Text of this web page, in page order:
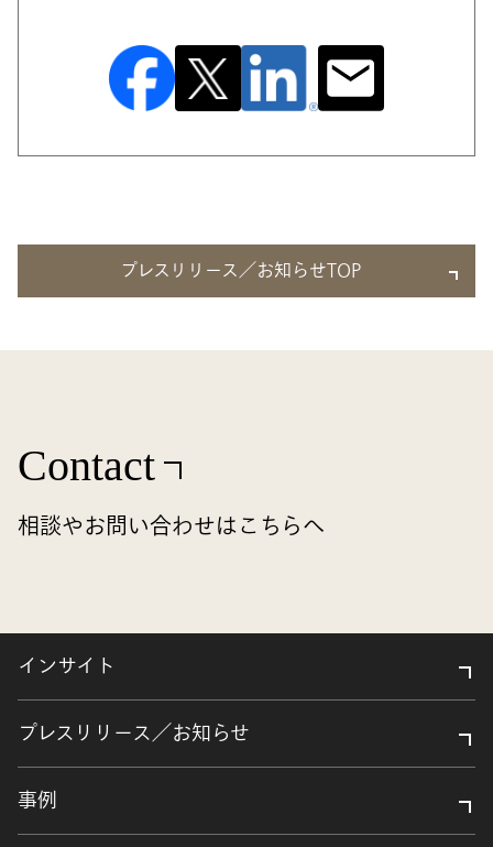
プレスリリース／お知らせTOP
Contact
相談やお問い合わせはこちらへ
インサイト
プレスリリース／お知らせ
事例